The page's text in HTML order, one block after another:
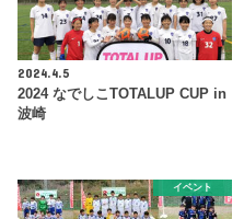
2024.4.5
2024 なでしこTOTALUP CUP in
波崎
イベント